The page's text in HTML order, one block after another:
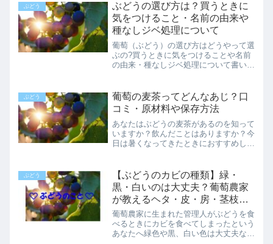
ぶどう
ぶどうの選び方は？買うときに
気をつけること・名前の由来や
種なしジベ処理について
葡萄（ぶどう）の選び方はどうやって選
ぶの?買うときに気をつけることや名前
の由来・種なしジベ処理について書いて
ぶのかがわかっています。大事に大事に
育てられた葡萄。どうして...
ぶどう
葡萄の麦茶ってどんなあじ？口
コミ・原材料や保存方法
あなたはぶどうの麦茶があるのを知って
いますか？飲んだことはありますか？今
日は暑くなってきたときにおすすめした
のをうっかり忘れてしまった· · ·これが
ぶどう麦茶でっせ！...
ぶどう
【ぶどうのカビの種類】緑・
黒・白いのは大丈夫？葡萄農家
が教えるヘタ・皮・房・茎枝へ
の対策
葡萄農家に生まれた管理人がぶどうを食
べるときにカビを食べてしまったという
あなたへ緑色や黒、白い色は大丈夫なの